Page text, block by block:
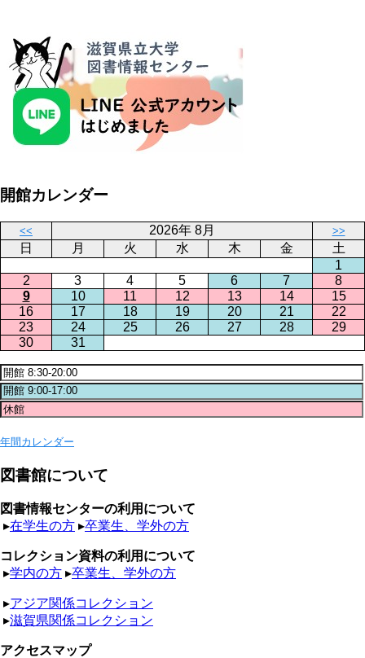
開館カレンダー
<< 2026年 8月 >>
日 月 火 水 木 金
土
1
2
3 4 5 6 7
8
9
10 11 12 13 14
15
16
17 18 19 20 21
22
23
24 25 26 27 28
29
30
31
年間カレンダー
図書館について
図書情報センターの利用について
▸在学生の方 ▸卒業生、学外の方
コレクション資料の利用について
▸学内の方 ▸卒業生、学外の方
▸アジア関係コレクション
▸滋賀県関係コレクション
アクセスマップ